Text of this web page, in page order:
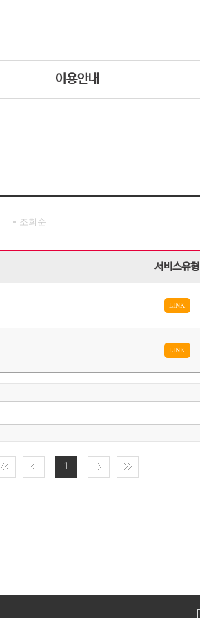
이용안내
조회순
서비스유형
LINK
LINK
1